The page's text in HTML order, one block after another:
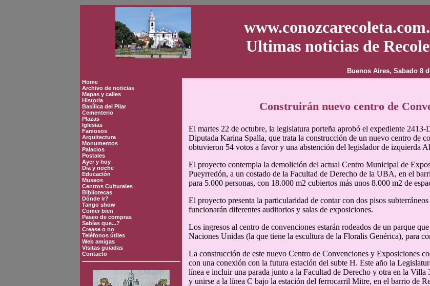
Ultimas noticias de
Buenos Aires, Sabado 8
Home
Archivo de noticias
Mapas y calles
Historia
Basílica del Pilar
Cementerio
Plazas
Iglesias
Famosos
Arquitectura
Monumentos
Palacios
Postales
Ayer y hoy
Día y noche
Educación
Museos
Centros Culturales
Bibliotecas
Dónde ir?
Tango show
Comer bien
Paseo de compras
Sabías que...?
Crease o no
Teléfonos útiles
Web amigas
Visitas guiadas
Contacto
Construirán nuevo centro de
El martes 22 de octubre, la legislatura porteña aprobó el expediente
Diputada Karina Spalla, que trata la construcción de un nuevo centro de
obtuvieron 54 votos a favor y una abstención del legislador de izquierda
El proyecto contempla la demolición del actual Centro Municipal de
Pueyrredón, a un costado de la Facultad de Derecho de la UBA, en el
para 5.000 personas, con 18.000 m2 cubiertos más unos 8.000 m2 de
El proyecto presenta la particularidad de contar con dos pisos
funcionarán diferentes auditorios y salas de exposiciones.
Los ingresos al centro de convenciones estarán rodeados de un parque
Naciones Unidas (la que tiene la escultura de la Floralis Genérica), para
La construcción de este nuevo Centro de Convenciones y Exposiciones
con una conexión con la futura estación del subte H. Este año la
línea e incluir una parada junto a la Facultad de Derecho y otra en la
y unirse a la línea C bajo la estación del ferrocarril Mitre, en el barrio de